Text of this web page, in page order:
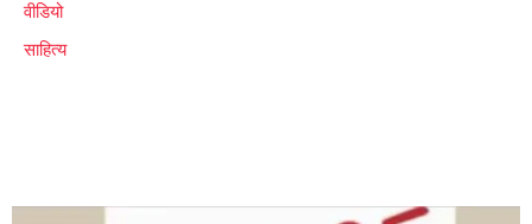
वीडियो
साहित्य